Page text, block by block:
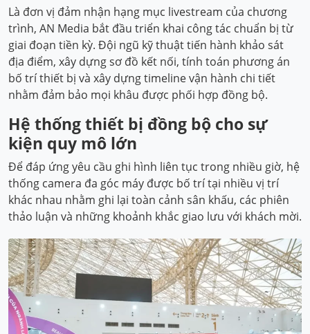
Là đơn vị đảm nhận hạng mục livestream của chương
trình, AN Media bắt đầu triển khai công tác chuẩn bị từ
giai đoạn tiền kỳ. Đội ngũ kỹ thuật tiến hành khảo sát
địa điểm, xây dựng sơ đồ kết nối, tính toán phương án
bố trí thiết bị và xây dựng timeline vận hành chi tiết
nhằm đảm bảo mọi khâu được phối hợp đồng bộ.
Hệ thống thiết bị đồng bộ cho sự
kiện quy mô lớn
Để đáp ứng yêu cầu ghi hình liên tục trong nhiều giờ, hệ
thống camera đa góc máy được bố trí tại nhiều vị trí
khác nhau nhằm ghi lại toàn cảnh sân khấu, các phiên
thảo luận và những khoảnh khắc giao lưu với khách mời.